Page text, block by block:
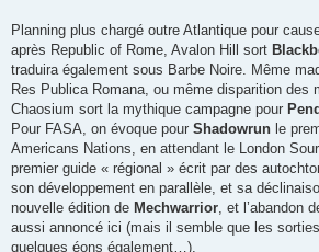
Planning plus chargé outre Atlantique pour
après Republic of Rome, Avalon Hill sort
traduira également sous Barbe Noire. Même
Res Publica Romana, ou même disparition des
Chaosium sort la mythique campagne pour
Pour FASA, on évoque pour Shadowrun le
Americans Nations, en attendant le London
premier guide « régional » écrit par des
son développement en parallèle, et sa
nouvelle édition de Mechwarrior , et l’abandon
aussi annoncé ici (mais il semble que les
quelques éons également…).